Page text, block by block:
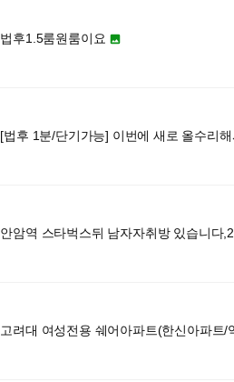
법후1.5룸원룸이요 
[법후 1분/단기가능] 이번에 새로 올수리
안암역 스타벅스뒤 남자자취방 있습니다
고려대 여성전용 쉐어아파트(한신아파트